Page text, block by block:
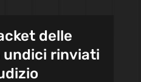
delle
undici rinviati